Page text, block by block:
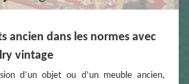
ancien dans les normes avec
vintage
d’un objet ou d’un meuble ancien,